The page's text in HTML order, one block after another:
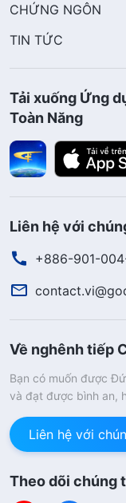
CHỨNG NGÔN
TIN TỨC
Tải xuống Ứng
Toàn Năng
Liên hệ với
+886-901-
Về nghênh tiếp
Bạn có muốn được
và đạt được bình an,
Liên hệ với
Theo dõi chúng